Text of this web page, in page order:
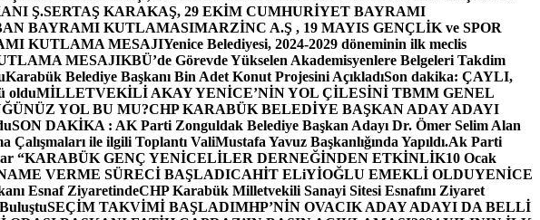
Ş.SERTAŞ KARAKAŞ, 29 EKİM CUMHURİYET BAYRAMI
BAYRAMI KUTLAMASIMARZİNC A.Ş , 19 MAYIS GENÇLİK ve SPOR
KUTLAMA MESAJIYenice Belediyesi, 2024-2029 döneminin ilk meclis
MESAJIKBÜ’de Görevde Yükselen Akademisyenlere Belgeleri Takdim
Karabük Belediye Başkanı Bin Adet Konut Projesini AçıkladıSon dakika: ÇAYLI,
olduMİLLETVEKİLİ AKAY YENİCE’NİN YOL ÇİLESİNİ TBMM GENEL
YOL BU MU?CHP KARABÜK BELEDİYE BAŞKAN ADAY ADAYI
SON DAKİKA : AK Parti Zonguldak Belediye Başkan Adayı Dr. Ömer Selim Alan
ile ilgili Toplantı ValiMustafa Yavuz Başkanlığında Yapıldı.Ak Parti
“KARABÜK GENÇ YENİCELİLER DERNEĞİNDEN ETKİNLİK10 Ocak
VERME SÜRECİ BAŞLADICAHİT ELiYİOĞLU EMEKLİ OLDUYENİCE
Esnaf ZiyaretindeCHP Karabük Milletvekili Sanayi Sitesi Esnafını Ziyaret
SEÇİM TAKVİMİ BAŞLADIMHP’NİN OVACIK ADAY ADAYI DA BELLİ